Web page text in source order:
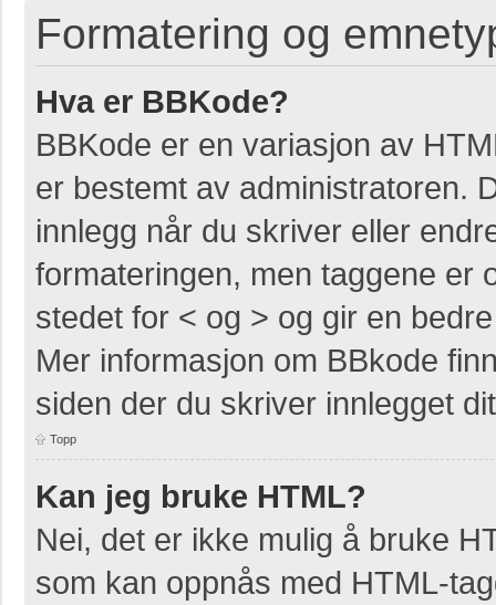
Formatering og
Hva er BBKode?
BBKode er en variasjon av
er bestemt av administratoren.
innlegg når du skriver eller
formateringen, men taggene er
stedet for < og > og gir en
Mer informasjon om BBkode
siden der du skriver innlegget
Topp
Kan jeg bruke HTML?
Nei, det er ikke mulig å bruke
som kan oppnås med HTML-